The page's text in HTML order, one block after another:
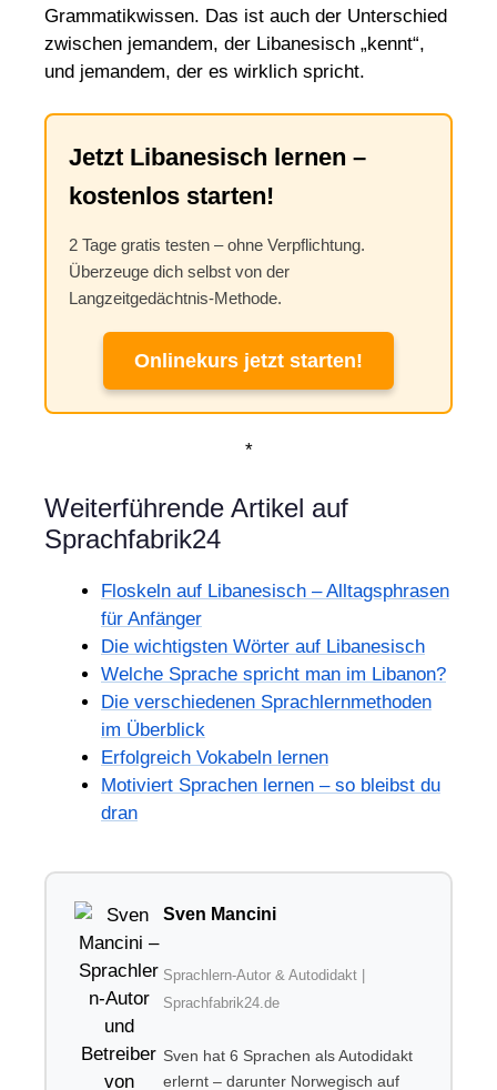
Grammatikwissen. Das ist auch der Unterschied
zwischen jemandem, der Libanesisch „kennt“,
und jemandem, der es wirklich spricht.
Jetzt Libanesisch lernen –
kostenlos starten!
2 Tage gratis testen – ohne Verpflichtung.
Überzeuge dich selbst von der
Langzeitgedächtnis-Methode.
Onlinekurs jetzt starten!
*
Weiterführende Artikel auf
Sprachfabrik24
Floskeln auf Libanesisch – Alltagsphrasen
für Anfänger
Die wichtigsten Wörter auf Libanesisch
Welche Sprache spricht man im Libanon?
Die verschiedenen Sprachlernmethoden
im Überblick
Erfolgreich Vokabeln lernen
Motiviert Sprachen lernen – so bleibst du
dran
Sven Mancini
Sprachlern-Autor & Autodidakt |
Sprachfabrik24.de
Sven hat 6 Sprachen als Autodidakt
erlernt – darunter Norwegisch auf